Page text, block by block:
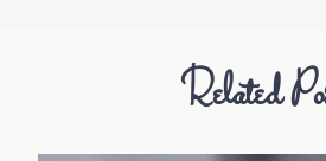
Related